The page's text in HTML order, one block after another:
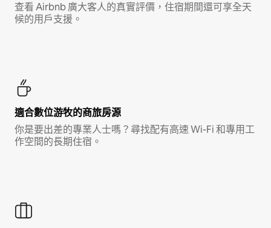
查看 Airbnb 廣大客人的真實評價，住宿期間還可享全天
候的用戶支援。
適合數位游牧的商旅房源
你是要出差的專業人士嗎？尋找配有高速 Wi-Fi 和專用工
作空間的長期住宿。